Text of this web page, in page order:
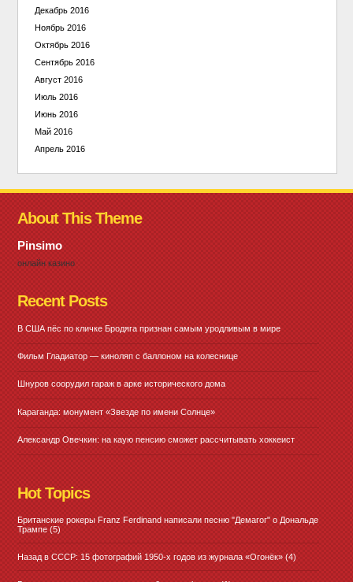
Декабрь 2016
Ноябрь 2016
Октябрь 2016
Сентябрь 2016
Август 2016
Июль 2016
Июнь 2016
Май 2016
Апрель 2016
About This Theme
Pinsimo
онлайн казино
Recent Posts
В США пёс по кличке Бродяга признан самым уродливым в мире
Фильм Гладиатор — киноляп с баллоном на колеснице
Шнуров соорудил гараж в арке исторического дома
Караганда: монумент «Звезде по имени Солнце»
Александр Овечкин: на каую пенсию сможет рассчитывать хоккеист
Hot Topics
Британские рокеры Franz Ferdinand написали песню "Демагог" о Дональде
Трампе (5)
Назад в СССР: 15 фотографий 1950-х годов из журнала «Огонёк» (4)